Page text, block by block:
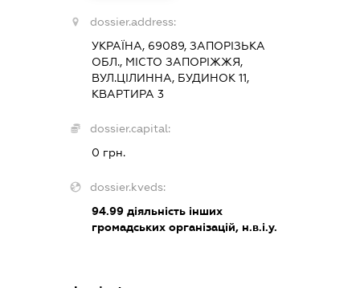
dossier.address:
УКРАЇНА, 69089, ЗАПОРІЗЬКА
ОБЛ., МІСТО ЗАПОРІЖЖЯ,
ВУЛ.ЦІЛИННА, БУДИНОК 11,
КВАРТИРА 3
dossier.capital:
0 грн.
dossier.kveds:
94.99діяльність інших
громадських організацій, н.в.і.у.